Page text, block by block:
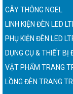
CÂY THÔNG NOEL
LINH KIỆN ĐÈN LED
PHỤ KIỆN ĐÈN LED
DỤNG CỤ & THIẾT BỊ
VẬT PHẨM TRANG
LỒNG ĐÈN TRANG TRÍ